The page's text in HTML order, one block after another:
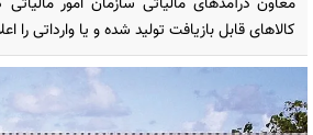
کالاهای قابل بازیافت تولید شده و یا وارداتی را